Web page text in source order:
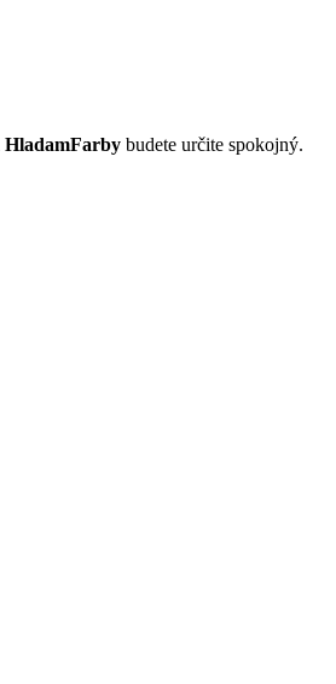
HladamFarby budete určite spokojný.